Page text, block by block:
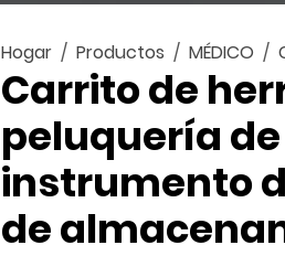
Hogar Productos MÉDICO
Carrito de
peluquería
instrumento
de